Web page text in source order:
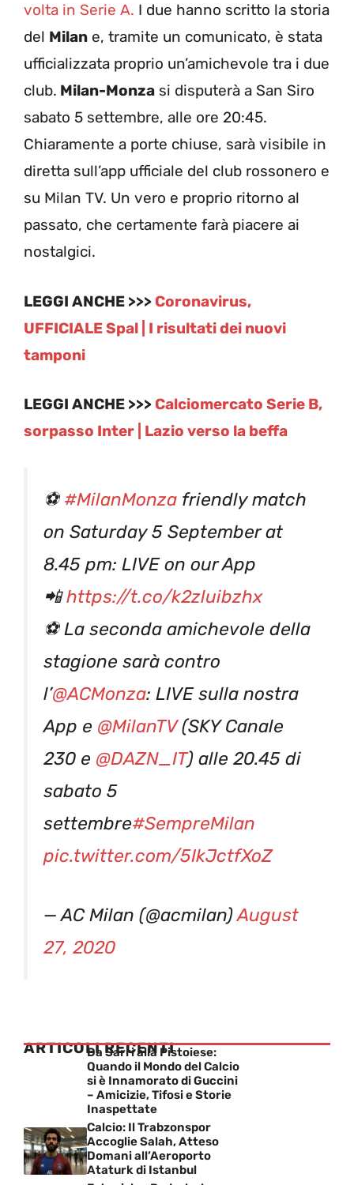
volta in Serie A. I due hanno scritto la storia
del Milan e, tramite un comunicato, è stata
ufficializzata proprio un’amichevole tra i due
club. Milan-Monza si disputerà a San Siro
sabato 5 settembre, alle ore 20:45.
Chiaramente a porte chiuse, sarà visibile in
diretta sull’app ufficiale del club rossonero e
su Milan TV. Un vero e proprio ritorno al
passato, che certamente farà piacere ai
nostalgici.
LEGGI ANCHE >>> Coronavirus,
UFFICIALE Spal | I risultati dei nuovi
tamponi
LEGGI ANCHE >>> Calciomercato Serie B,
sorpasso Inter | Lazio verso la beffa
⚽ #MilanMonza friendly match
on Saturday 5 September at
8.45 pm: LIVE on our App
📲https://t.co/k2zluibzhx
⚽ La seconda amichevole della
stagione sarà contro
l’@ACMonza: LIVE sulla nostra
App e @MilanTV(SKY Canale
230 e @DAZN_IT) alle 20.45 di
sabato 5
settembre#SempreMilan
pic.twitter.com/5IkJctfXoZ
— AC Milan (@acmilan)August
27, 2020
ARTICOLI RECENTI
Da Sarri alla Pistoiese:
Quando il Mondo del Calcio
si è Innamorato di Guccini
– Amicizie, Tifosi e Storie
Inaspettate
Calcio: Il Trabzonspor
Accoglie Salah, Atteso
Domani all’Aeroporto
Ataturk di Istanbul